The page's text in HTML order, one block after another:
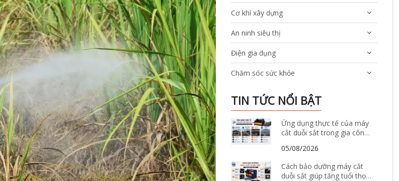
Cơ khí xây dựng
An ninh siêu thị
Điện gia dụng
Chăm sóc sức khỏe
TIN TỨC NỔI BẬT
Ứng dụng thực tế của máy
cắt duỗi sắt trong gia công
05/08/2026
Cách bảo dưỡng máy cắt
duỗi sắt giúp tăng tuổi thọ